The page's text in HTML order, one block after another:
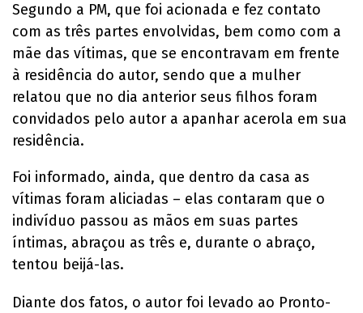
Segundo a PM, que foi acionada e fez contato
com as três partes envolvidas, bem como com a
mãe das vítimas, que se encontravam em frente
à residência do autor, sendo que a mulher
relatou que no dia anterior seus filhos foram
convidados pelo autor a apanhar acerola em sua
residência.
Foi informado, ainda, que dentro da casa as
vítimas foram aliciadas – elas contaram que o
indivíduo passou as mãos em suas partes
íntimas, abraçou as três e, durante o abraço,
tentou beijá-las.
Diante dos fatos, o autor foi levado ao Pronto-